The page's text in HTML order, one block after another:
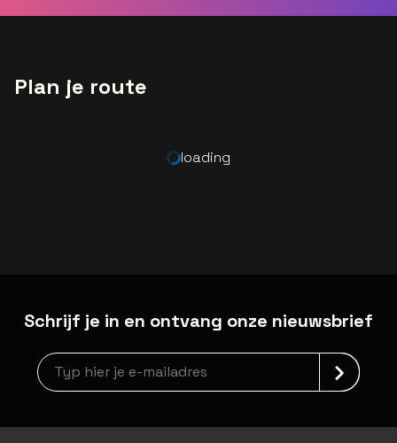
Plan je route
loading
Schrijf je in en ontvang onze nieuwsbrief
Nieuwsbrief aanmelding